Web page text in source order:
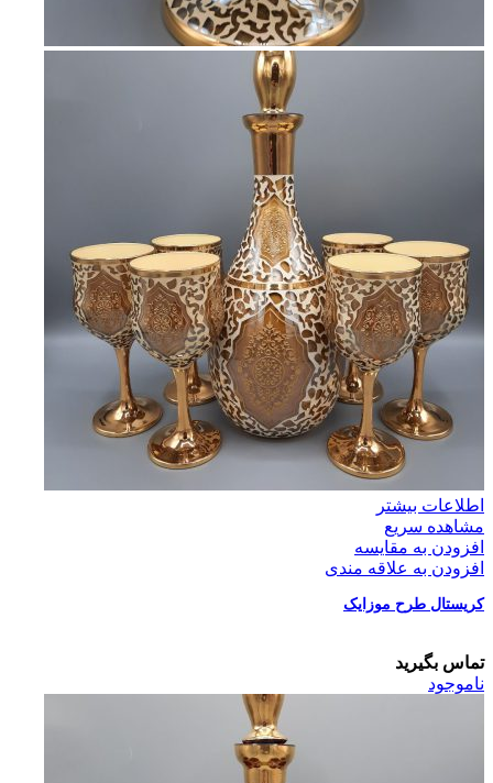
اطلاعات بیشتر
مشاهده سریع
افزودن به مقایسه
افزودن به علاقه مندی
کریستال طرح موزایک
تماس بگیرید
ناموجود